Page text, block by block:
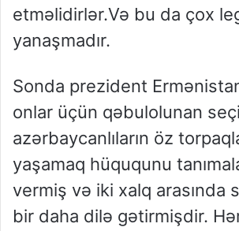
etməlidirlər.Və bu da çox
yanaşmadır.
Sonda prezident
onlar üçün qəbulolunan
azərbaycanlıların öz
yaşamaq hüququnu
vermiş və iki xalq arasında
bir daha dilə gətirmişdir.